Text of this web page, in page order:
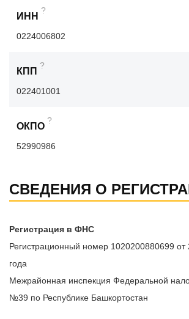
ИНН
?
0224006802
КПП
?
022401001
ОКПО
?
52990986
СВЕДЕНИЯ О
Регистрация в ФНС
Регистрационный номер 1020200880699 от
года
Межрайонная инспекция Федеральной
№39 по Республике Башкортостан